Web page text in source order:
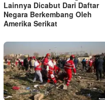
Lainnya Dicabut Dari Daftar
Negara Berkembang Oleh
Amerika Serikat